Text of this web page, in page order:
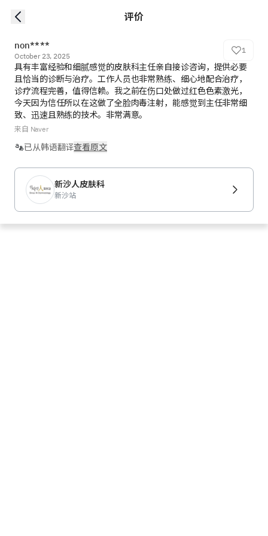
评价
non****
October 23, 2025
1
具有丰富经验和细腻感觉的皮肤科主任亲自接诊咨询，提供必要
且恰当的诊断与治疗。工作人员也非常熟练、细心地配合治疗，
诊疗流程完善，值得信赖。我之前在伤口处做过红色色素激光，
今天因为信任所以在这做了全脸肉毒注射，能感觉到主任非常细
致、迅速且熟练的技术。非常满意。
来自 Naver
已从韩语翻译查看原文
新沙人皮肤科
新沙站